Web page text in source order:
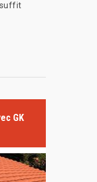
suffit
GK